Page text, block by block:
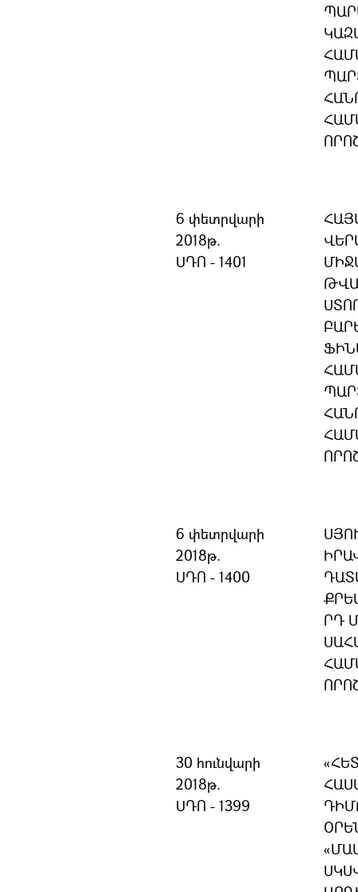
6 փետրվարի
2018թ.
ՍԴՈ - 1401
6 փետրվարի
2018թ.
ՍԴՈ - 1400
ՐԴ
30 հունվարի
2018թ.
ՍԴՈ - 1399